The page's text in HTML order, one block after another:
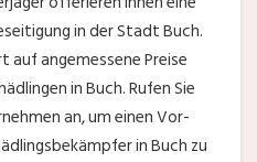
in der Stadt Buch.
auf angemessene Preise
in Buch. Rufen Sie
an, um einen Vor-
in Buch zu